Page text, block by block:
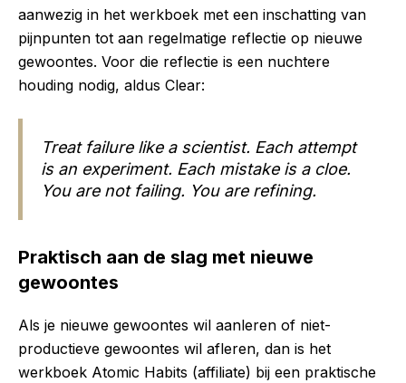
aanwezig in het werkboek met een inschatting van
pijnpunten tot aan regelmatige reflectie op nieuwe
gewoontes. Voor die reflectie is een nuchtere
houding nodig, aldus Clear:
Treat failure like a scientist. Each attempt
is an experiment. Each mistake is a cloe.
You are not failing. You are refining.
Praktisch aan de slag met nieuwe
gewoontes
Als je nieuwe gewoontes wil aanleren of niet-
productieve gewoontes wil afleren, dan is het
werkboek Atomic Habits (affiliate) bij een praktische